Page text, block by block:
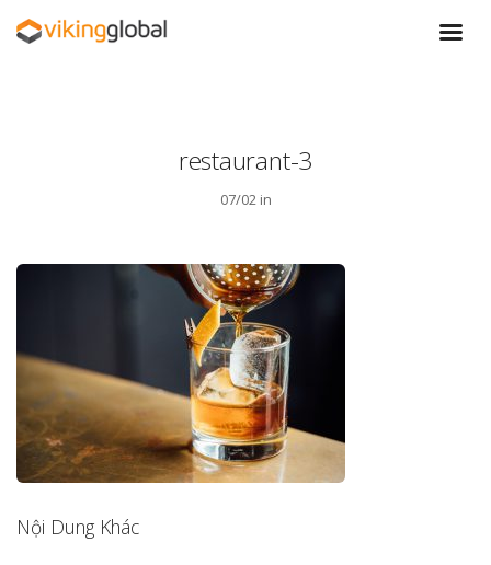
restaurant-3
07/02 in
Nội Dung Khác